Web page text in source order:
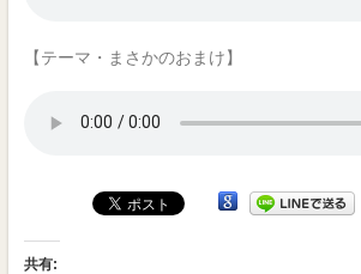
受【テーマ・まさかのおまけ】
共有: